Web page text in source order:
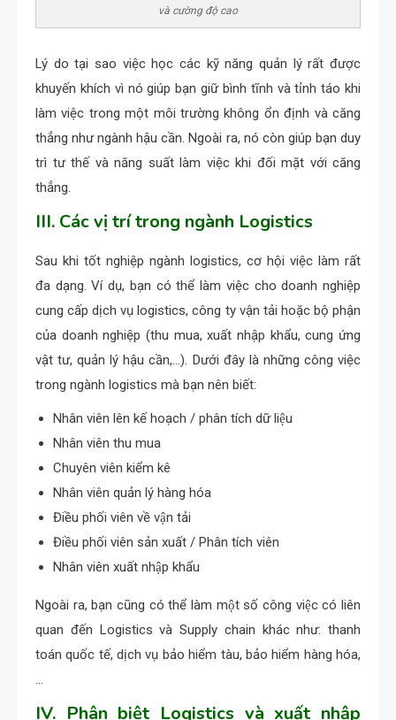
và cường độ cao
Lý do tại sao việc học các kỹ năng quản lý rất được
khuyến khích vì nó giúp bạn giữ bình tĩnh và tỉnh táo khi
làm việc trong một môi trường không ổn định và căng
thẳng như ngành hậu cần. Ngoài ra, nó còn giúp bạn duy
trì tư thế và năng suất làm việc khi đối mặt với căng
thẳng.
III. Các vị trí trong ngành Logistics
Sau khi tốt nghiệp ngành logistics, cơ hội việc làm rất
đa dạng. Ví dụ, bạn có thể làm việc cho doanh nghiệp
cung cấp dịch vụ logistics, công ty vận tải hoặc bộ phận
của doanh nghiệp (thu mua, xuất nhập khẩu, cung ứng
vật tư, quản lý hậu cần,…). Dưới đây là những công việc
trong ngành logistics mà bạn nên biết:
Nhân viên lên kế hoạch / phân tích dữ liệu
Nhân viên thu mua
Chuyên viên kiểm kê
Nhân viên quản lý hàng hóa
Điều phối viên về vận tải
Điều phối viên sản xuất / Phân tích viên
Nhân viên xuất nhập khẩu
Ngoài ra, bạn cũng có thể làm một số công việc có liên
quan đến Logistics và Supply chain khác như: thanh
toán quốc tế, dịch vụ bảo hiểm tàu, bảo hiểm hàng hóa,
…
IV. Phân biệt Logistics và xuất nhập